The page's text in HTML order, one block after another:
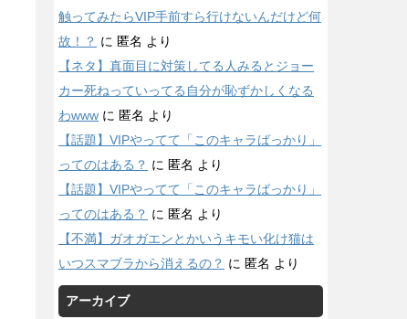
触ってみたらVIP手前すら行けないんだけど何
故！？ に 匿名 より
【ネタ】真面目に対策してる人みるとジョー
カー死ねっていってる自分が恥ずかしくなる
わwww に 匿名 より
【話題】VIPやってて「このキャラばっかり」
ってのはある？ に 匿名 より
【話題】VIPやってて「このキャラばっかり」
ってのはある？ に 匿名 より
【不満】ガオガエンとかいうキモい化け猫は
いつスマブラから消えるの？ に 匿名 より
アーカイブ